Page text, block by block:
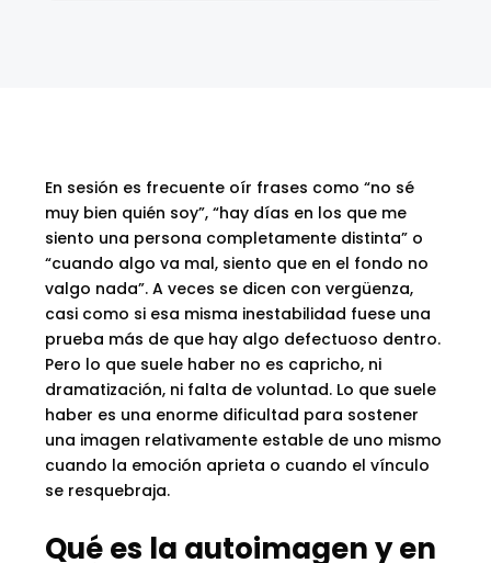
En sesión es frecuente oír frases como “no sé
muy bien quién soy”, “hay días en los que me
siento una persona completamente distinta” o
“cuando algo va mal, siento que en el fondo no
valgo nada”. A veces se dicen con vergüenza,
casi como si esa misma inestabilidad fuese una
prueba más de que hay algo defectuoso dentro.
Pero lo que suele haber no es capricho, ni
dramatización, ni falta de voluntad. Lo que suele
haber es una enorme dificultad para sostener
una imagen relativamente estable de uno mismo
cuando la emoción aprieta o cuando el vínculo
se resquebraja.
Qué es la autoimagen y en